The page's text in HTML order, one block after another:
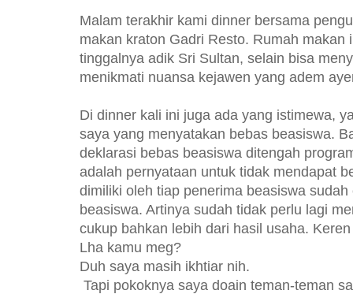
Malam terakhir kami dinner bersama
makan kraton Gadri Resto. Rumah makan
tinggalnya adik Sri Sultan, selain bisa
menikmati nuansa kejawen yang adem
Di dinner kali ini juga ada yang istimewa,
saya yang menyatakan bebas beasiswa.
deklarasi bebas beasiswa ditengah
adalah pernyataan untuk tidak mendapat
dimiliki oleh tiap penerima beasiswa
beasiswa. Artinya sudah tidak perlu lagi
cukup bahkan lebih dari hasil usaha.
Lha kamu meg?
Duh saya masih ikhtiar nih.
Tapi pokoknya saya doain teman-teman